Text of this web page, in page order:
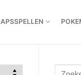
Zoeken